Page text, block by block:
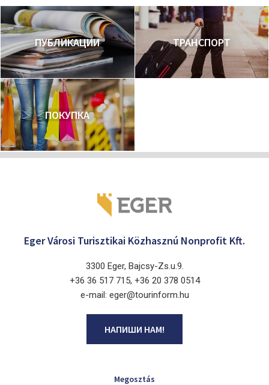
ПУБЛИКАЦИИ ТРАНСПОРТ
ПОКУПКА
Eger Városi Turisztikai Közhasznú Nonprofit Kft.
3300 Eger, Bajcsy-Zs.u.9.
+36 36 517 715, +36 20 378 0514
e-mail: eger@tourinform.hu
НАПИШИ НАМ!
Megosztás